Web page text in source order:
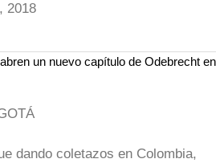
2018
un nuevo capítulo de Odebrecht en
dando coletazos en Colombia,